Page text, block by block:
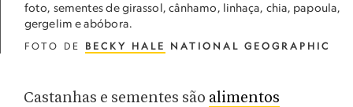
foto, sementes de girassol, cânhamo, linhaça, chia, papoula,
gergelim e abóbora.
FOTO DE BECKY HALE NATIONAL GEOGRAPHIC
Castanhas e sementes são alimentos